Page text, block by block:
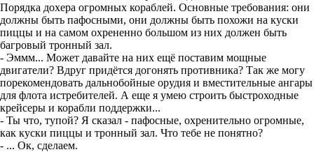
Порядка дохера огромных кораблей. Основные требования: они
должны быть пафосными, они должны быть похожи на куски
пиццы и на самом охрененно большом из них должен быть
багровый тронный зал.
- Эммм... Может давайте на них ещё поставим мощные
двигатели? Вдруг придётся догонять противника? Так же могу
порекомендовать дальнобойные орудия и вместительные ангары
для флота истребителей. А еще я умею строить быстроходные
крейсеры и корабли поддержки...
- Ты что, тупой? Я сказал - пафосные, охренительно огромные,
как куски пиццы и тронный зал. Что тебе не понятно?
- ... Ок, сделаем.